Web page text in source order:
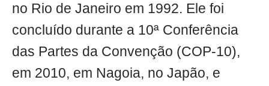
no Rio de Janeiro em 1992. Ele foi
concluído durante a 10ª Conferência
das Partes da Convenção (COP-10),
em 2010, em Nagoia, no Japão, e